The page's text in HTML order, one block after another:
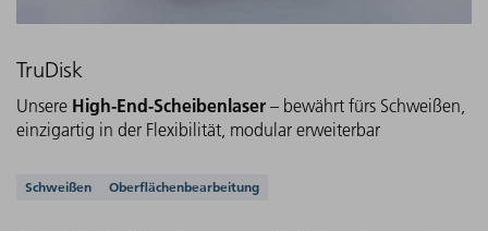
TruDisk
Unsere High-End-Scheibenlaser – bewährt fürs Schweißen,
einzigartig in der Flexibilität, modular erweiterbar
Unterstützte Anwendungen
Schweißen Oberflächenbearbeitung